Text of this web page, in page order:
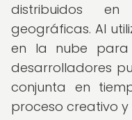
distribuidos en
geográficas. Al
en la nube para
desarrolladores
conjunta en
proceso creativo